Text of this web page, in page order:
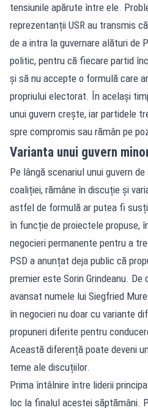
tensiunile apărute între ele.
reprezentanții USR au transmis
de a intra la guvernare alături de
politic, pentru că fiecare partid
și să nu accepte o formulă care
propriului electorat. În același
unui guvern crește, iar partidele
spre compromis sau rămân pe
Varianta unui guvern
Pe lângă scenariul unui guvern
coaliției, rămâne în discuție și
astfel de formulă ar putea fi
în funcție de proiectele propuse,
negocieri permanente pentru a
PSD a anunțat deja public că
premier este Sorin Grindeanu.
avansat numele lui Siegfried
în negocieri nu doar cu variante
propuneri diferite pentru
Această diferență poate deveni
teme ale discuțiilor.
Prima întâlnire între liderii
loc la finalul acestei săptămâni.